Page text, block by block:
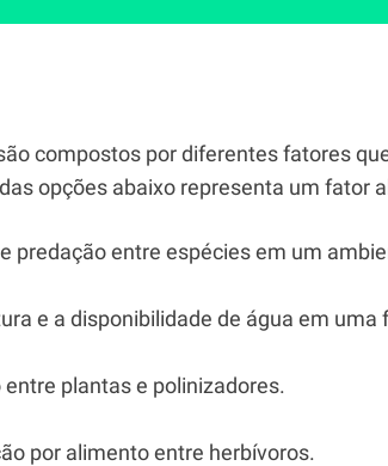
compostos por diferentes fatores
opções abaixo representa um fator
predação entre espécies em um
e a disponibilidade de água em uma
plantas e polinizadores.
por alimento entre herbívoros.